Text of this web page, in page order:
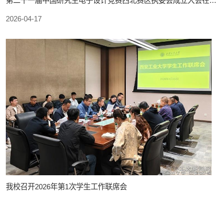
2026-04-17
我校召开2026年第1次学生工作联席会